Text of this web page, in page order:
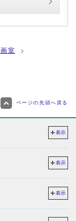
室
ページの先頭へ戻る
表示
表示
表示